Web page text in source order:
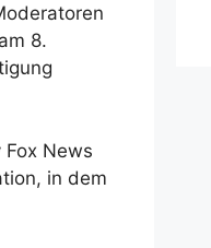
8.
News
in dem